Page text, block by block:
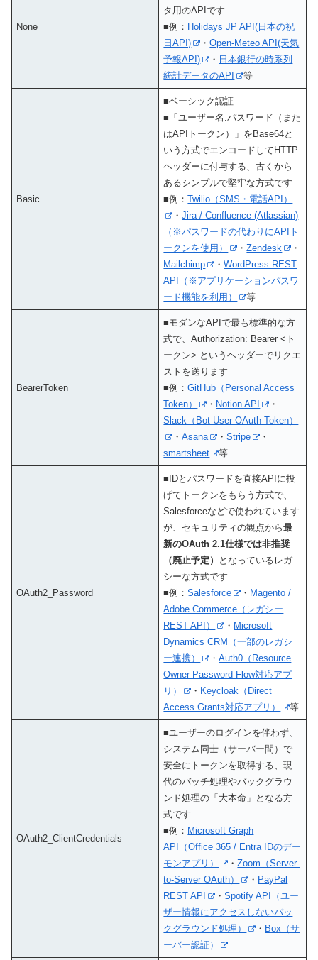
None
タ用のAPIです
■例： Holidays JP API(日本の祝
日API)
・Open-Meteo API(天気
予報API)
・ 日本銀行の時系列
統計データのAPI
等
Basic
■ベーシック認証
■「ユーザー名:パスワード（また
はAPIトークン）」をBase64と
いう方式でエンコードしてHTTP
ヘッダーに付与する、古くから
あるシンプルで堅牢な方式です
■例：Twilio（SMS・電話API）
・Jira / Confluence (Atlassian)
（※パスワードの代わりにAPIト
ークンを使用）
・Zendesk
・
Mailchimp
・WordPress REST
API（※アプリケーションパスワ
ード機能を利用）
等
BearerToken
■モダンなAPIで最も標準的な方
式で、Authorization: Bearer <ト
ークン> というヘッダーでリクエ
ストを送ります
■例：GitHub（Personal Access
Token）
・ Notion API
・
Slack（Bot User OAuth Token）
・Asana ・Stripe
・
smartsheet
等
OAuth2_Password
■IDとパスワードを直接APIに投
げてトークンをもらう方式で、
Salesforceなどで使われています
が、セキュリティの観点から最
新のOAuth 2.1仕様では非推奨
（廃止予定）
となっているレガ
シーな方式です
■例：Salesforce ・ Magento /
Adobe Commerce（レガシー
REST API）
・ Microsoft
Dynamics CRM（一部のレガシ
ー連携）
・Auth0（Resource
Owner Password Flow対応アプ
リ）
・ Keycloak（Direct
Access Grants対応アプリ）
等
OAuth2_ClientCredentials
■ユーザーのログインを伴わず、
システム同士（サーバー間）で
安全にトークンを取得する、現
代のバッチ処理やバックグラウ
ンド処理の「大本命」となる方
式です
■例： Microsoft Graph
API（Office 365 / Entra IDのデー
モンアプリ）
・Zoom（Server-
to-Server OAuth）
・ PayPal
REST API
・Spotify API（ユー
ザー情報にアクセスしないバッ
クグラウンド処理）
・ Box（サ
ーバー認証）